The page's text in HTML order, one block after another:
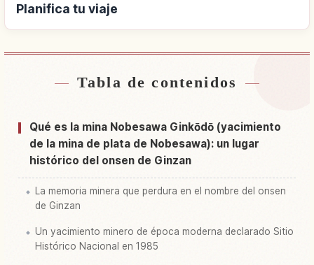
Planifica tu viaje
Buscar alojamiento↗
Buscar experiencias↗
Tabla de contenidos
Qué es la mina Nobesawa Ginkōdō (yacimiento
de la mina de plata de Nobesawa): un lugar
histórico del onsen de Ginzan
La memoria minera que perdura en el nombre del onsen
de Ginzan
Un yacimiento minero de época moderna declarado Sitio
Histórico Nacional en 1985